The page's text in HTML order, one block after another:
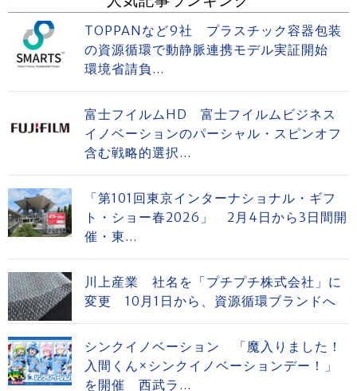
TOPPANなど9社 プラスチック容器包装
の資源循環で動静脈連携モデル実証開始
環境省請負...
富士フイルムHD 富士フイルムビジネス
イノベーションのパーシャル・スピンオフ
含む戦略的選択...
「第101回東京インターナショナル・ギフ
ト・ショー春2026」 2月4日から3日間開
催・東...
川上産業 社名を「プチプチ株式会社」に
変更 10月1日から、資源循環ブランドへ
シンクイノベーション 「魔入りました！
入間くん×シンクイノベーションデー！」
を開催 西武ラ...